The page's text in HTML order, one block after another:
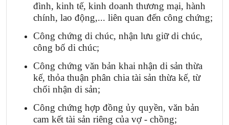
đình, kinh tế, kinh doanh thương mại, hành
chính, lao động,... liên quan đến công chứng;
Công chứng di chúc, nhận lưu giữ di chúc,
công bố di chúc;
Công chứng văn bản khai nhận di sản thừa
kế, thỏa thuận phân chia tài sản thừa kế, từ
chối nhận di sản;
Công chứng hợp đồng ủy quyền, văn bản
cam kết tài sản riêng của vợ - chồng;